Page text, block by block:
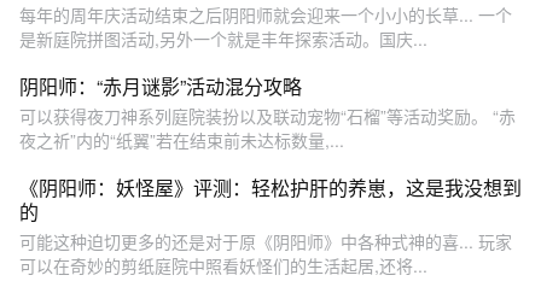
每年的周年庆活动结束之后阴阳师就会迎来一个小小的长草... 一个
是新庭院拼图活动,另外一个就是丰年探索活动。国庆...
阴阳师：“赤月谜影”活动混分攻略
可以获得夜刀神系列庭院装扮以及联动宠物“石榴”等活动奖励。 “赤
夜之祈”内的“纸翼”若在结束前未达标数量,...
《阴阳师：妖怪屋》评测：轻松护肝的养崽，这是我没想到
的
可能这种迫切更多的还是对于原《阴阳师》中各种式神的喜... 玩家
可以在奇妙的剪纸庭院中照看妖怪们的生活起居,还将...